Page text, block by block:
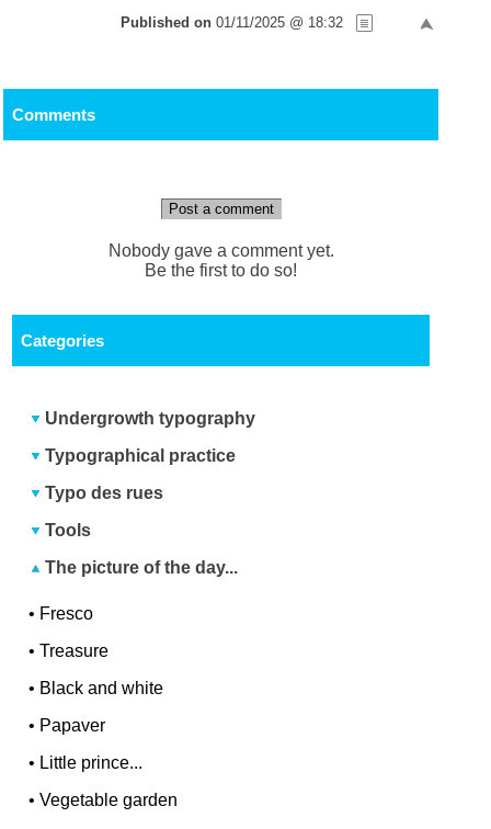
Published on 01/11/2025 @ 18:32
Comments
Post a comment
Nobody gave a comment yet.
Be the first to do so!
Categories
Undergrowth typography
Typographical practice
Typo des rues
Tools
The picture of the day...
• Fresco
•Treasure
• Black and white
• Papaver
• Little prince...
•Vegetable garden